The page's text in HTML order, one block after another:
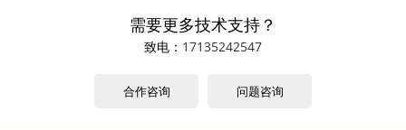
需要更多技术支持？
致电： 17135242547
合作咨询 问题咨询